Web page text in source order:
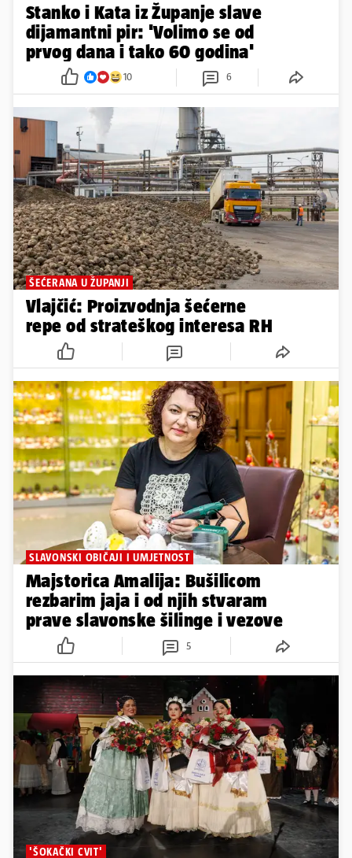
Stanko i Kata iz Županje slave
dijamantni pir: 'Volimo se od
prvog dana i tako 60 godina'
10 6
ŠEĆERANA U ŽUPANJI
Vlajčić: Proizvodnja šećerne
repe od strateškog interesa RH
SLAVONSKI OBIČAJI I UMJETNOST
Majstorica Amalija: Bušilicom
rezbarim jaja i od njih stvaram
prave slavonske šilinge i vezove
5
'ŠOKAČKI CVIT'